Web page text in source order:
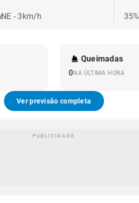
NE - 3km/h 35%
Queimadas
0NA ÚLTIMA HORA
Ver previsão completa